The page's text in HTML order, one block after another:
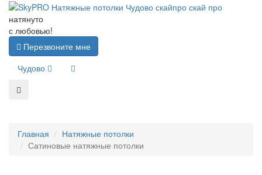
натянуто
с любовью!
Перезвоните мне
Чудово
Главная
Натяжные потолки
Сатиновые натяжные потолки